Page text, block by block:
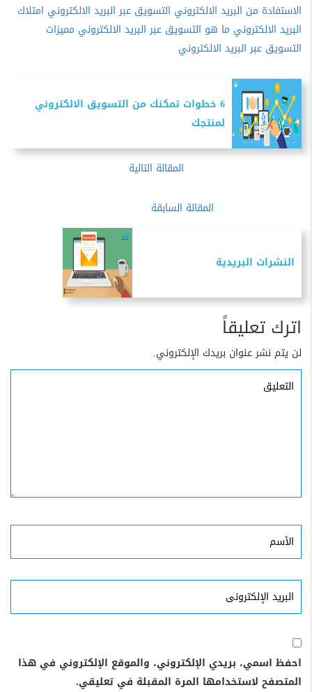
الاستفادة من البريد الالكتروني التسويق عبر البريد الالكتروني امتلاك
البريد الالكتروني ما هو التسويق عبر البريد الالكتروني مميزات
التسويق عبر البريد الالكتروني
6 خطوات تمكنك من التسويق الالكتروني
لمنتجك
المقالة التالية
المقالة السابقة
النشرات البريدية
اترك تعليقاً
لن يتم نشر عنوان بريدك الإلكتروني.
التعليق
الأسم
البريد
الإلكترونى
احفظ اسمي، بريدي الإلكتروني، والموقع الإلكتروني في هذا
المتصفح لاستخدامها المرة المقبلة في تعليقي.